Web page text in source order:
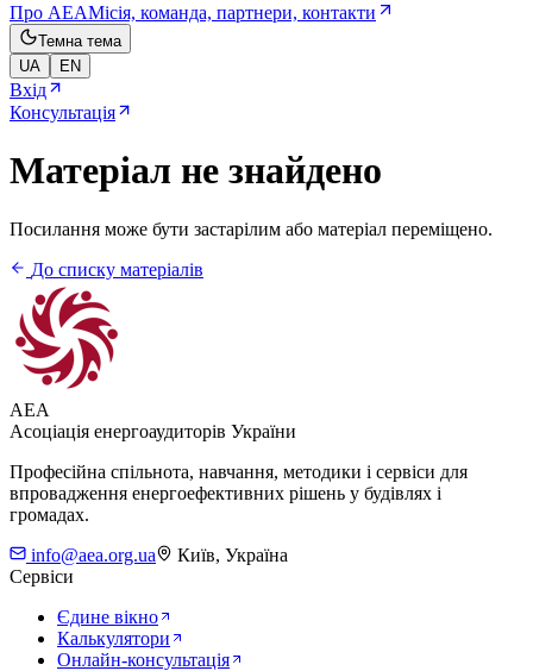
Про AEAМісія, команда, партнери, контакти
Темна тема
UA
EN
Вхід
Консультація
Матеріал не знайдено
Посилання може бути застарілим або матеріал переміщено.
До списку матеріалів
AEA
Асоціація енергоаудиторів України
Професійна спільнота, навчання, методики і сервіси для
впровадження енергоефективних рішень у будівлях і
громадах.
info@aea.org.ua
Київ, Україна
Сервіси
Єдине вікно
Калькулятори
Онлайн-консультація